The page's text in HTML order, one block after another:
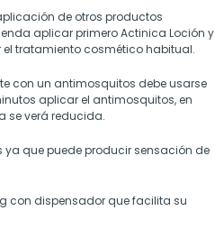
de otros productos
aplicar primero Actinica Loción y
tratamiento cosmético habitual.
con un antimosquitos debe usarse
aplicar el antimosquitos, en
se verá reducida.
que puede producir sensación de
con dispensador que facilita su